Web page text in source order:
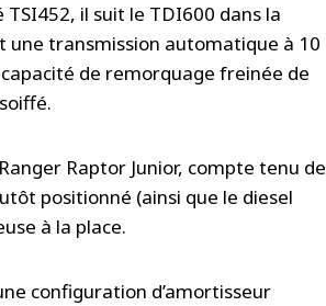
il suit le TDI600 dans la
une transmission automatique à 10
de remorquage freinée de
Raptor Junior, compte tenu de
positionné (ainsi que le diesel
à la place.
configuration d’amortisseur